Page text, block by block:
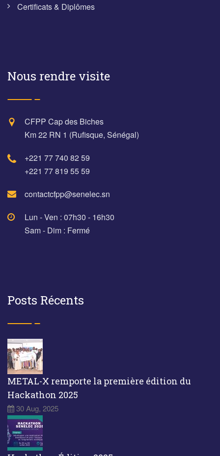
Certificats & Diplômes
Nous rendre visite
CFPP Cap des Biches
Km 22 RN 1 (Rufisque, Sénégal)
+221 77 740 82 59
+221 77 819 55 59
contactcfpp@senelec.sn
Lun - Ven : 07h30 - 16h30
Sam - Dim : Fermé
Posts Récents
METAL-X remporte la première édition du
Hackathon 2025
30 Aug, 2025